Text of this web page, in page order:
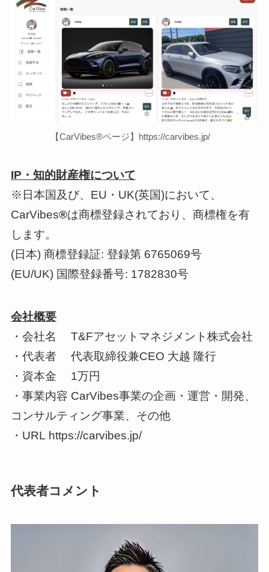
【CarVibes®ページ】https://carvibes.jp/
IP・知的財産権について
※日本国及び、EU・UK(英国)において、
CarVibes®は商標登録されており、商標権を有
します。
(日本) 商標登録証: 登録第 6765069号
(EU/UK) 国際登録番号: 1782830号
会社概要
・会社名 T&Fアセットマネジメント株式会社
・代表者 代表取締役兼CEO 大越 隆行
・資本金 1万円
・事業内容 CarVibes事業の企画・運営・開発、
コンサルティング事業、その他
・URL https://carvibes.jp/
代表者コメント